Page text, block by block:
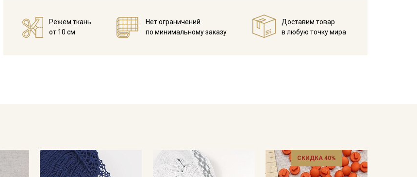
Режем ткань
от 10 см
Нет ограничений
по минимальному заказу
Доставим товар
в любую точку мира
СКИДКА 40%
категории тканей
Электронная почта